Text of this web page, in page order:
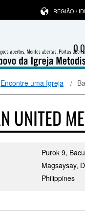
O
REGIÃO /
Encontre uma Igreja
UNITED
Purok 9,
Magsaysay,
Philippines